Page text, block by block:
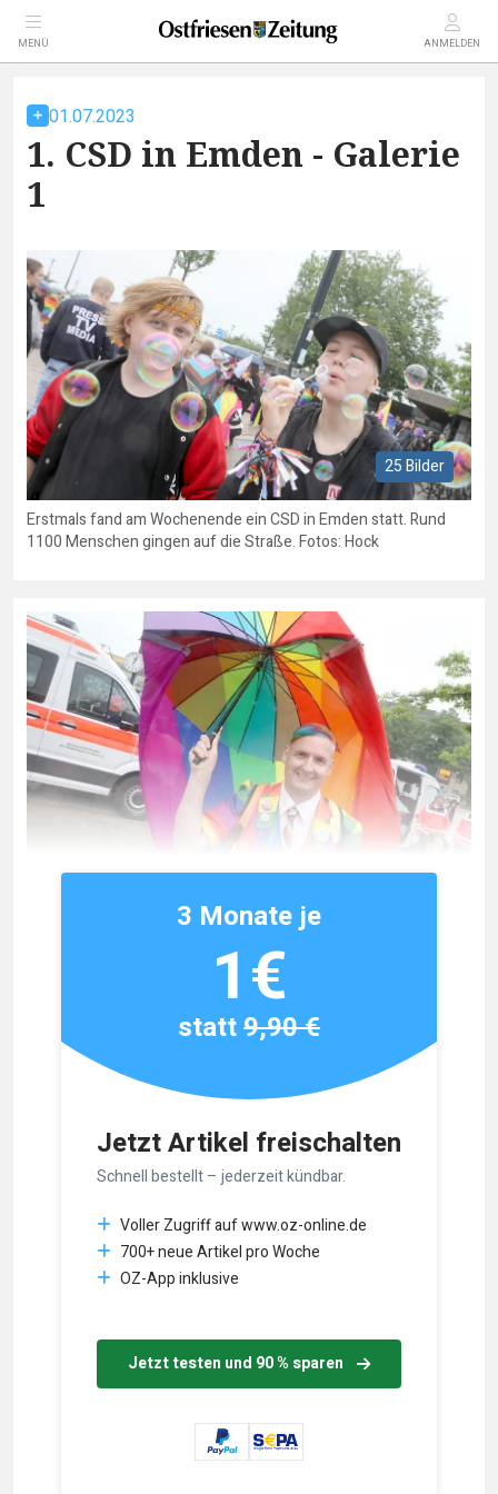
MENÜ ANMELDEN
01.07.2023
1. CSD in Emden - Galerie
1
25 Bilder
Erstmals fand am Wochenende ein CSD in Emden statt. Rund
1100 Menschen gingen auf die Straße. Fotos: Hock
Jetzt Artikel freischalten
Schnell bestellt – jederzeit kündbar.
Voller Zugriff auf www.oz-online.de
700+ neue Artikel pro Woche
OZ-App inklusive
Jetzt testen und 90 % sparen
3 Monate je
1€
statt9,90 €